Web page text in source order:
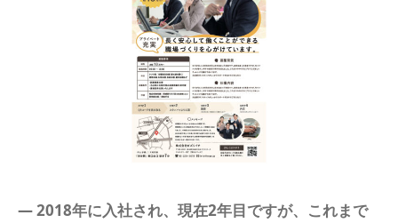
― 2018年に入社され、現在2年目ですが、これまで